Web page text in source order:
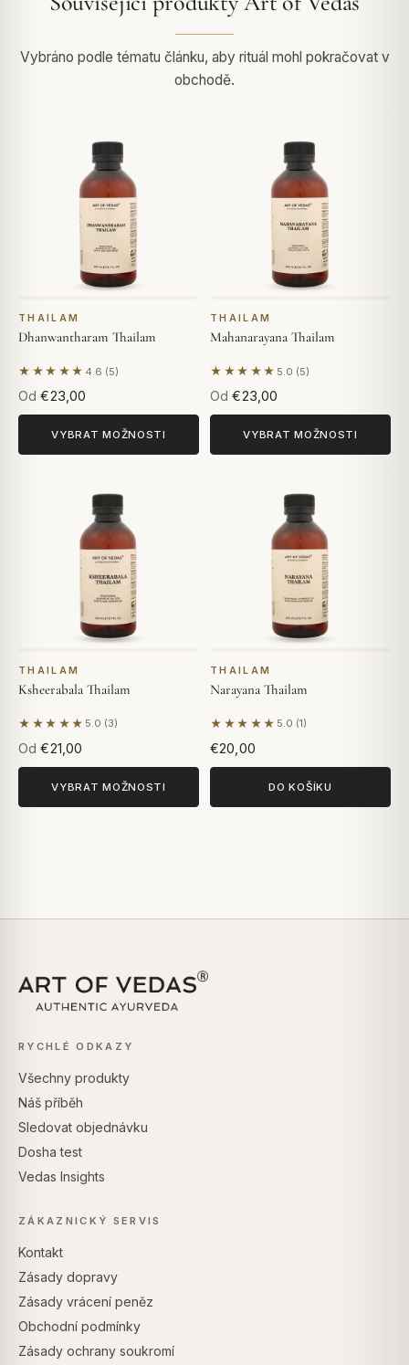
Vybráno podle tématu článku, aby rituál mohl pokračovat v
obchodě.
THAILAM
Dhanwantharam Thailam
★★★★★ 4.6 (5)
Na základě 5 hodnocení
Od €23,00
VYBRAT MOŽNOSTI
THAILAM
Mahanarayana Thailam
★★★★★ 5.0 (5)
Na základě 5 hodnocení
Od €23,00
VYBRAT MOŽNOSTI
THAILAM
Ksheerabala Thailam
★★★★★ 5.0 (3)
Na základě 3 hodnocení
Od €21,00
VYBRAT MOŽNOSTI
THAILAM
Narayana Thailam
★★★★★ 5.0 (1)
Na základě 1 hodnocení
€20,00
DO KOŠÍKU
RYCHLÉ ODKAZY
Všechny produkty
Náš příběh
Sledovat objednávku
Dosha test
Vedas Insights
ZÁKAZNICKÝ SERVIS
Kontakt
Zásady dopravy
Zásady vrácení peněz
Obchodní podmínky
Zásady ochrany soukromí